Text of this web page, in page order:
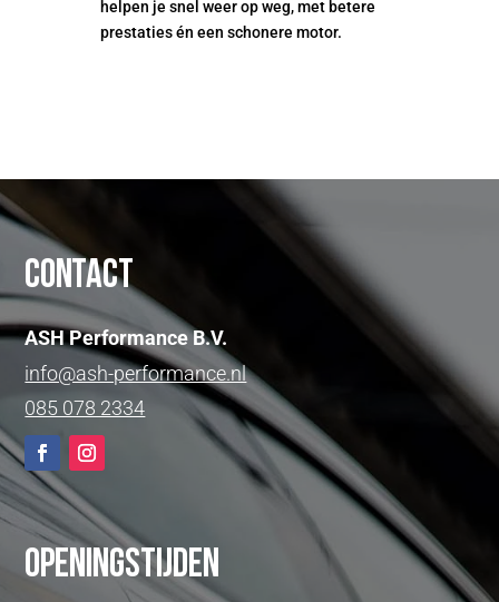
helpen je snel weer op weg, met betere
prestaties én een schonere motor.
Contact
ASH Performance B.V.
info@ash-performance.nl
085 078 2334
Openingstijden